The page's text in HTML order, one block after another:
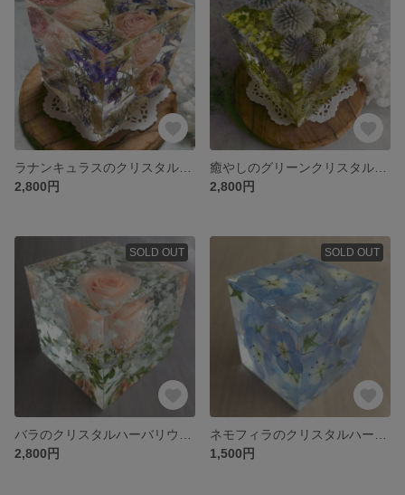
2,800円
2,800円
SOLD OUT
2,800円
SOLD OUT
1,500円